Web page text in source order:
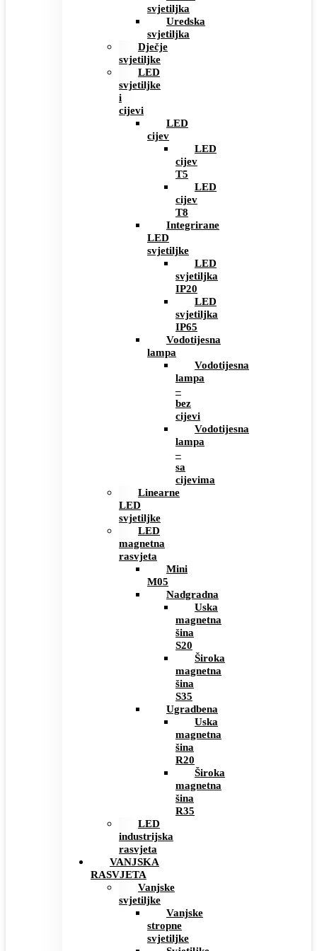
svjetiljka
Uredska
svjetiljka
Dječje
svjetiljke
LED
svjetiljke
i
cijevi
LED
cijev
LED
cijev
T5
LED
cijev
T8
Integrirane
LED
svjetiljke
LED
svjetiljka
IP20
LED
svjetiljka
IP65
Vodotijesna
lampa
Vodotijesna
lampa
–
bez
cijevi
Vodotijesna
lampa
–
sa
cijevima
Linearne
LED
svjetiljke
LED
magnetna
rasvjeta
Mini
M05
Nadgradna
Uska
magnetna
šina
S20
Široka
magnetna
šina
S35
Ugradbena
Uska
magnetna
šina
R20
Široka
magnetna
šina
R35
LED
industrijska
rasvjeta
VANJSKA
RASVJETA
Vanjske
svjetiljke
Vanjske
stropne
svjetiljke